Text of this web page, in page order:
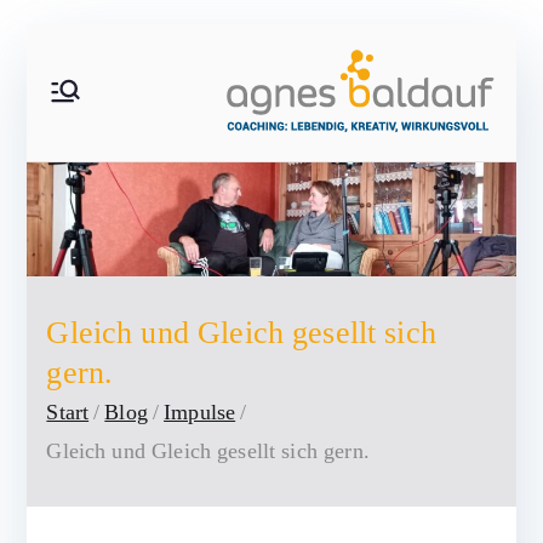
springen
g
n
a
c
h
i
Gleich und Gleich gesellt sich
gern.
Start Blog
Impulse
Gleich und Gleich gesellt sich gern.